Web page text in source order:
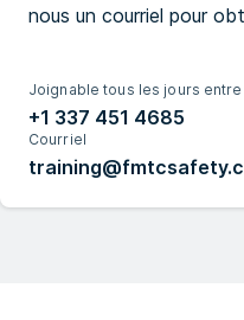
nous un courriel pour
Joignable tous les jours entre
+1 337 451 4685
Courriel